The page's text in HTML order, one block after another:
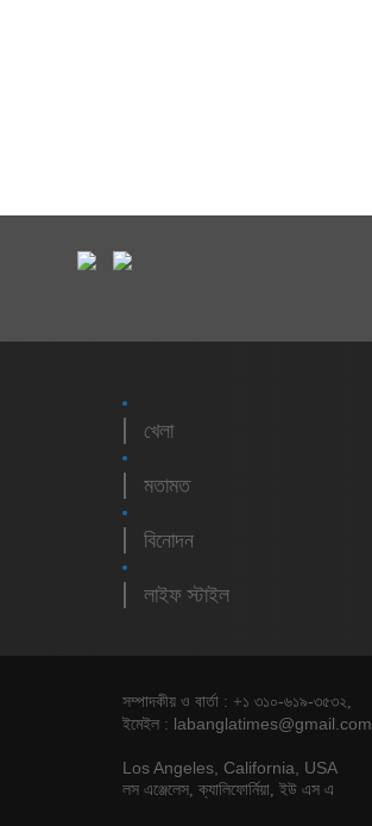
খেলা
মতামত
বিনোদন
লাইফ স্টাইল
সম্পাদকীয় ও বার্তা : +১ ৩১০-৬১৯-৩৫৩২,
ইমেইল : labanglatimes@gmail.com
Los Angeles, California, USA
লস এঞ্জেলেস, ক্যালিফোর্নিয়া, ইউ এস এ